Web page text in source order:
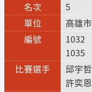
5
高雄市
1032
1035
邱宇哲
許奕恩